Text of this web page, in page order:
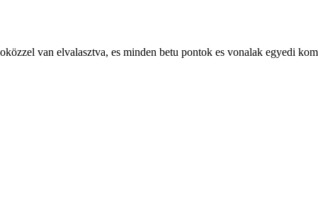
van elvalasztva, es minden betu pontok es vonalak egyedi